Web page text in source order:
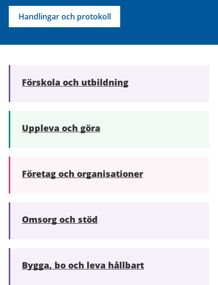
Handlingar och protokoll
Förskola och utbildning
Uppleva och göra
Företag och organisationer
Omsorg och stöd
Bygga, bo och leva hållbart